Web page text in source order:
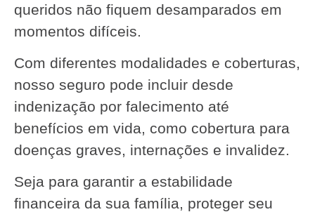
queridos não fiquem desamparados em
momentos difíceis.
Com diferentes modalidades e coberturas,
nosso seguro pode incluir desde
indenização por falecimento até
benefícios em vida, como cobertura para
doenças graves, internações e invalidez.
Seja para garantir a estabilidade
financeira da sua família, proteger seu